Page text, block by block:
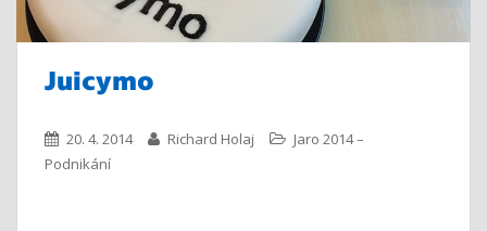
Juicymo
20. 4. 2014 Richard Holaj
Jaro 2014 –
Podnikání